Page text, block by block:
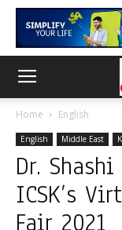
Home English
English Middle East
Dr.
ICSK’s
Fair 2021